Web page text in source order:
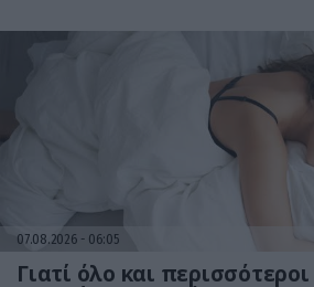
07.08.2026 06:05
Γιατί όλο και